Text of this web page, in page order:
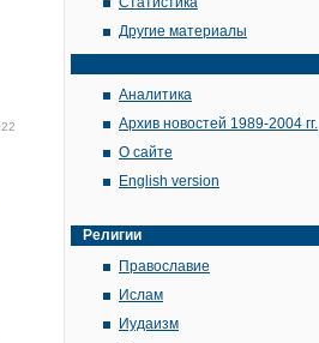
Другие материалы
Аналитика
Архив новостей 1989-2004 гг.
О сайте
English version
Религии
Православие
Ислам
Иудаизм